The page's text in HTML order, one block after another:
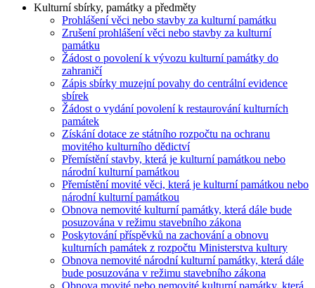
Kulturní sbírky, památky a předměty
Prohlášení věci nebo stavby za kulturní památku
Zrušení prohlášení věci nebo stavby za kulturní
památku
Žádost o povolení k vývozu kulturní památky do
zahraničí
Zápis sbírky muzejní povahy do centrální evidence
sbírek
Žádost o vydání povolení k restaurování kulturních
památek
Získání dotace ze státního rozpočtu na ochranu
movitého kulturního dědictví
Přemístění stavby, která je kulturní památkou nebo
národní kulturní památkou
Přemístění movité věci, která je kulturní památkou nebo
národní kulturní památkou
Obnova nemovité kulturní památky, která dále bude
posuzována v režimu stavebního zákona
Poskytování příspěvků na zachování a obnovu
kulturních památek z rozpočtu Ministerstva kultury
Obnova nemovité národní kulturní památky, která dále
bude posuzována v režimu stavebního zákona
Obnova movité nebo nemovité kulturní památky, která